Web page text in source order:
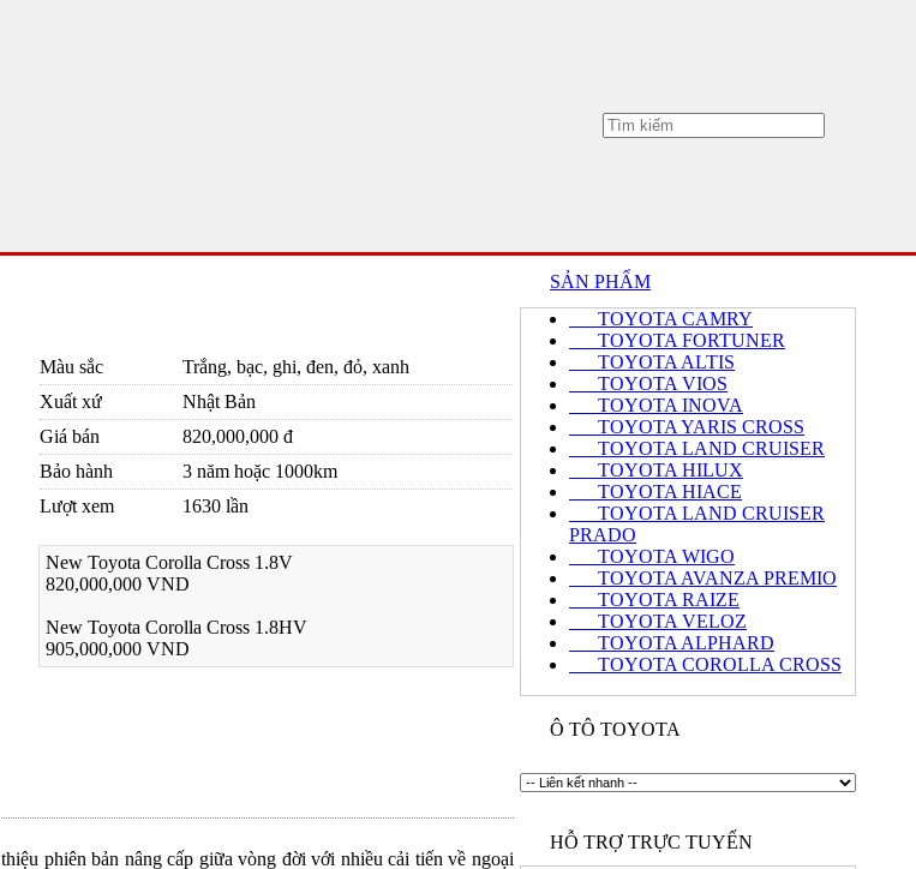
Màu sắc
Trắng, bạc, ghi, đen, đỏ, xanh
Xuất xứ
Nhật Bản
Giá bán
820,000,000 đ
Bảo hành
3 năm hoặc 1000km
Lượt xem
1630 lần
New Toyota Corolla Cross 1.8V
820,000,000 VND
New Toyota Corolla Cross 1.8HV
905,000,000 VND
phiên bản nâng cấp giữa vòng đời với nhiều cải tiến về ngoại
SẢN PHẨM
TOYOTA CAMRY
TOYOTA FORTUNER
TOYOTA ALTIS
TOYOTA VIOS
TOYOTA INOVA
TOYOTA YARIS CROSS
TOYOTA LAND CRUISER
TOYOTA HILUX
TOYOTA HIACE
TOYOTA LAND CRUISER
PRADO
TOYOTA WIGO
TOYOTA AVANZA PREMIO
TOYOTA RAIZE
TOYOTA VELOZ
TOYOTA ALPHARD
TOYOTA COROLLA CROSS
Ô TÔ TOYOTA
HỖ TRỢ TRỰC TUYẾN